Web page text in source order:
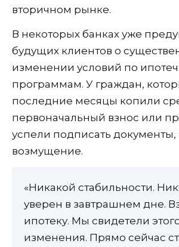
вторичном рынке.
В некоторых банках уже
будущих клиентов о
изменении условий по
программам. У граждан,
последние месяцы копили
первоначальный взнос или
успели подписать документы,
возмущение.
«Никакой стабильности.
уверен в завтрашнем дне.
ипотеку. Мы свидетели
изменения. Прямо сейчас